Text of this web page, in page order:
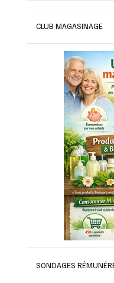
CLUB MAGASINAGE
SONDAGES